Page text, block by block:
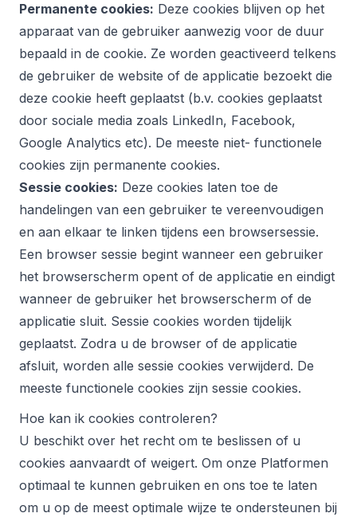
Permanente cookies: Deze cookies blijven op het
apparaat van de gebruiker aanwezig voor de duur
bepaald in de cookie. Ze worden geactiveerd telkens
de gebruiker de website of de applicatie bezoekt die
deze cookie heeft geplaatst (b.v. cookies geplaatst
door sociale media zoals LinkedIn, Facebook,
Google Analytics etc). De meeste niet- functionele
cookies zijn permanente cookies.
Sessie cookies: Deze cookies laten toe de
handelingen van een gebruiker te vereenvoudigen
en aan elkaar te linken tijdens een browsersessie.
Een browser sessie begint wanneer een gebruiker
het browserscherm opent of de applicatie en eindigt
wanneer de gebruiker het browserscherm of de
applicatie sluit. Sessie cookies worden tijdelijk
geplaatst. Zodra u de browser of de applicatie
afsluit, worden alle sessie cookies verwijderd. De
meeste functionele cookies zijn sessie cookies.
Hoe kan ik cookies controleren?
U beschikt over het recht om te beslissen of u
cookies aanvaardt of weigert. Om onze Platformen
optimaal te kunnen gebruiken en ons toe te laten
om u op de meest optimale wijze te ondersteunen bij